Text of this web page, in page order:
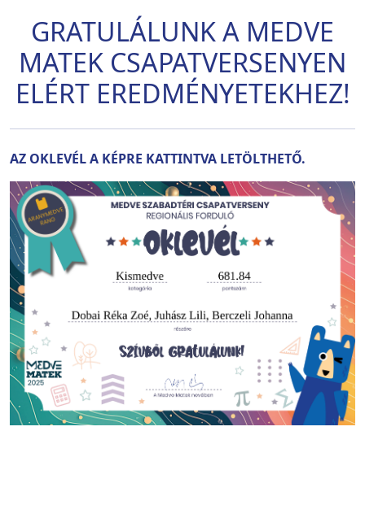
GRATULÁLUNK A MEDVE
MATEK CSAPATVERSENYEN
ELÉRT EREDMÉNYETEKHEZ!
AZ OKLEVÉL A KÉPRE KATTINTVA LETÖLTHETŐ.